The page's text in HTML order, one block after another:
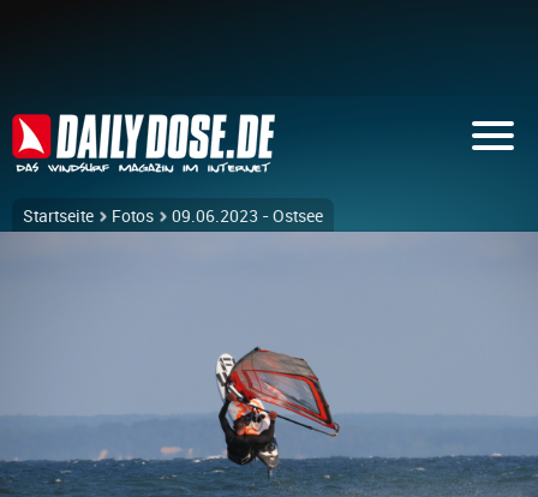
Startseite Fotos 09.06.2023 - Ostsee